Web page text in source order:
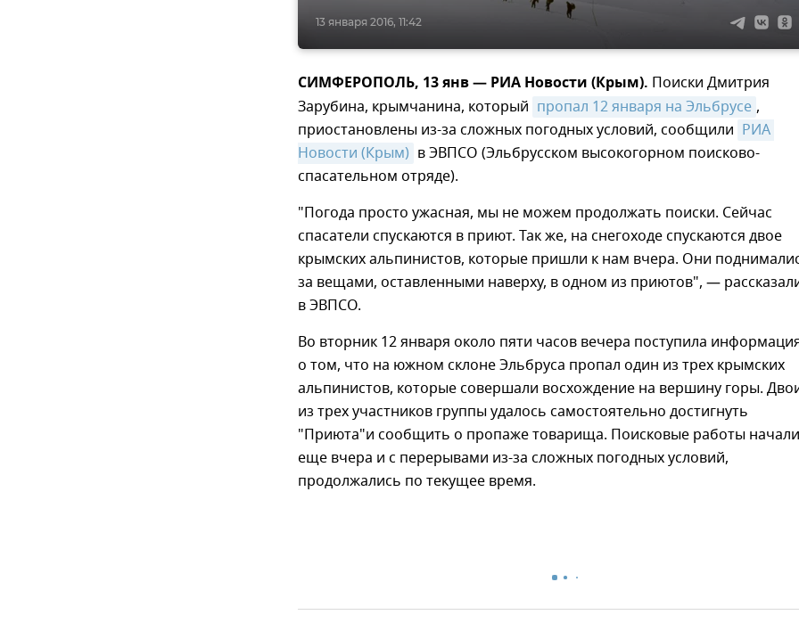
13 января 2016, 11:42
СИМФЕРОПОЛЬ, 13 янв — РИА Новости (Крым). Поиски Дмитрия
Зарубина, крымчанина, который пропал 12 января на Эльбрусе ,
приостановлены из-за сложных погодных условий, сообщили РИА
Новости (Крым) в ЭВПСО (Эльбрусском высокогорном поисково-
спасательном отряде).
"Погода просто ужасная, мы не можем продолжать поиски. Сейчас
спасатели спускаются в приют. Так же, на снегоходе спускаются двое
крымских альпинистов, которые пришли к нам вчера. Они
за вещами, оставленными наверху, в одном из приютов", —
в ЭВПСО.
Во вторник 12 января около пяти часов вечера поступила
о том, что на южном склоне Эльбруса пропал один из трех крымских
альпинистов, которые совершали восхождение на вершину горы.
из трех участников группы удалось самостоятельно достигнуть
"Приюта"и сообщить о пропаже товарища. Поисковые работы
еще вчера и с перерывами из-за сложных погодных условий,
продолжались по текущее время.